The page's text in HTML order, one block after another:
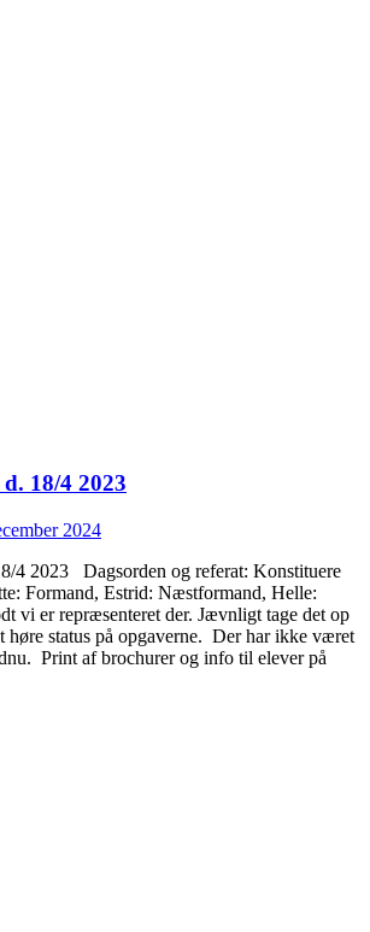
d. 18/4 2023
2024
4 2023 Dagsorden og referat: Konstituere
Formand, Estrid: Næstformand, Helle:
vi er repræsenteret der. Jævnligt tage det op
høre status på opgaverne. Der har ikke været
Print af brochurer og info til elever på